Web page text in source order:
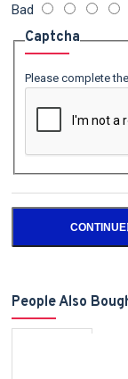
Bad
Captcha
Please complete
CONTINUE
People Also